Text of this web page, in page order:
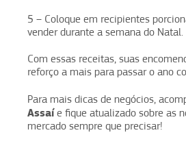
5 – Coloque em recipientes
vender durante a semana do Natal.
Com essas receitas, suas
reforço a mais para passar o ano
Para mais dicas de negócios,
Assaíe fique atualizado sobre as
mercado sempre que precisar!